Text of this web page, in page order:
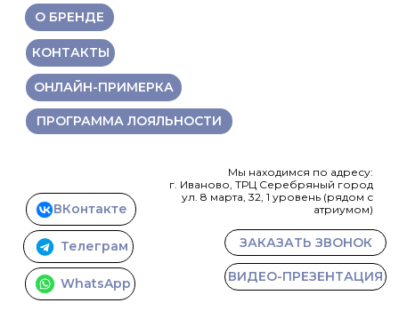
Мы находимся по адресу:
г. Иваново, ТРЦ Серебряный город
ул. 8 марта, 32, 1 уровень (рядом с
атриумом)
О БРЕНДЕ
КОНТАКТЫ
ОНЛАЙН-ПРИМЕРКА
ПРОГРАММА ЛОЯЛЬНОСТИ
ВКонтакте
Телеграм
WhatsApp
ЗАКАЗАТЬ ЗВОНОК
ВИДЕО-ПРЕЗЕНТАЦИЯ